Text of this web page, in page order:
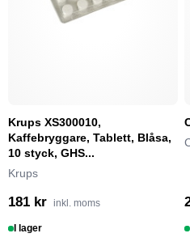
Krups XS300010,
Kaffebryggare, Tablett, Blåsa,
10 styck, GHS...
Krups
181 kr inkl. moms
I lager